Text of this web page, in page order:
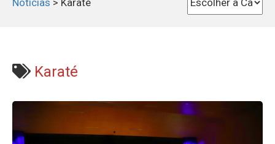
Notícias > Karaté
Karaté